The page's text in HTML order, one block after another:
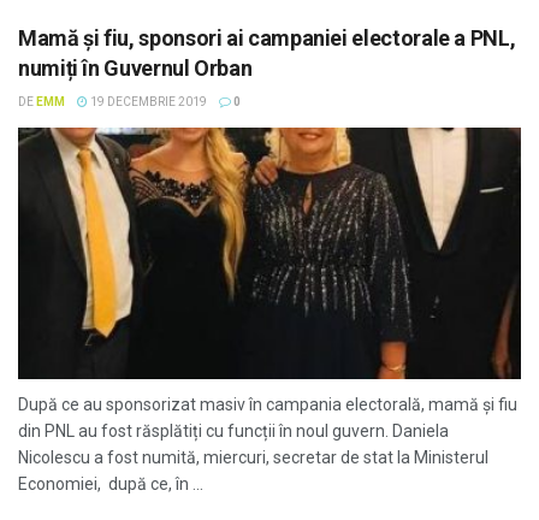
Mamă și fiu, sponsori ai campaniei electorale a PNL,
numiți în Guvernul Orban
DE EMM 19 DECEMBRIE 2019 0
După ce au sponsorizat masiv în campania electorală, mamă și fiu
din PNL au fost răsplătiți cu funcții în noul guvern. Daniela
Nicolescu a fost numită, miercuri, secretar de stat la Ministerul
Economiei, după ce, în ...